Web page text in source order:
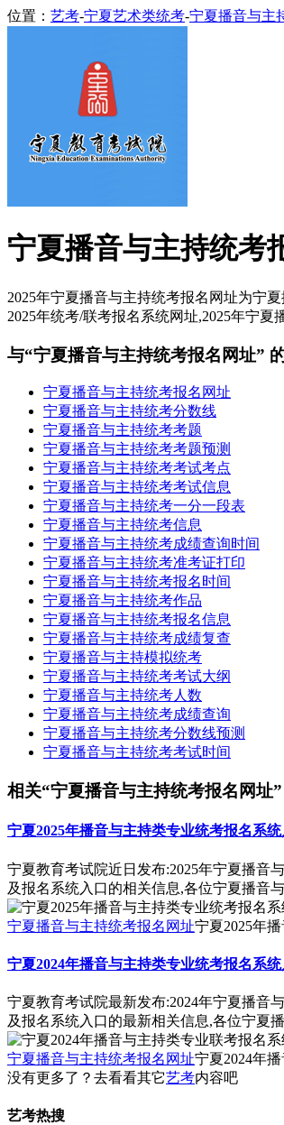
位置： 艺考-宁夏艺术类统考-宁夏播音与主
宁夏播音与主持统考
2025年宁夏播音与主持统考报名网址为宁
2025年统考/联考报名系统网址,2025年宁
与“宁夏播音与主持统考报名网址”
宁夏播音与主持统考报名网址
宁夏播音与主持统考分数线
宁夏播音与主持统考考题
宁夏播音与主持统考考题预测
宁夏播音与主持统考考试考点
宁夏播音与主持统考考试信息
宁夏播音与主持统考一分一段表
宁夏播音与主持统考信息
宁夏播音与主持统考成绩查询时间
宁夏播音与主持统考准考证打印
宁夏播音与主持统考报名时间
宁夏播音与主持统考作品
宁夏播音与主持统考报名信息
宁夏播音与主持统考成绩复查
宁夏播音与主持模拟统考
宁夏播音与主持统考考试大纲
宁夏播音与主持统考人数
宁夏播音与主持统考成绩查询
宁夏播音与主持统考分数线预测
宁夏播音与主持统考考试时间
相关“宁夏播音与主持统考报名网址
宁夏2025年播音与主持类专业统考报名系统
宁夏教育考试院近日发布:2025年宁夏播音
及报名系统入口的相关信息,各位宁夏播音
宁夏播音与主持统考报名网址宁夏2025年
宁夏2024年播音与主持类专业统考报名系
宁夏教育考试院最新发布:2024年宁夏播音
及报名系统入口的最新相关信息,各位宁夏
宁夏播音与主持统考报名网址宁夏2024年
没有更多了？去看看其它艺考内容吧
艺考热搜